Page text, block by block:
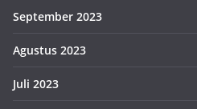
September 2023
Agustus 2023
Juli 2023